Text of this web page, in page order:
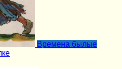
Времена былые